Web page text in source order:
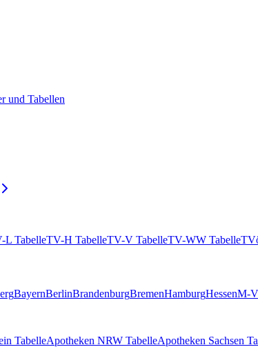
und Tabellen
L TabelleTV-H TabelleTV-V TabelleTV-WW Tabelle
BayernBerlinBrandenburgBremenHamburgHessenM-V
TabelleApotheken NRW TabelleApotheken Sachsen